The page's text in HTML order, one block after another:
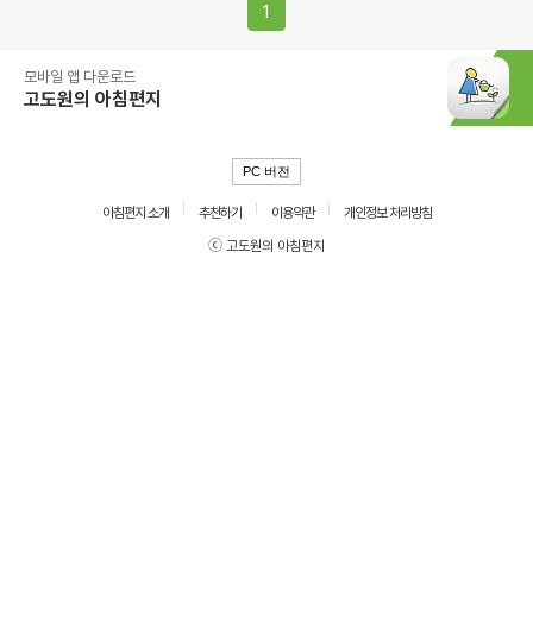
1
모바일 앱 다운로드
고도원의 아침편지
PC 버전
아침편지 소개 추천하기 이용약관
개인정보 처리방침
ⓒ 고도원의 아침편지